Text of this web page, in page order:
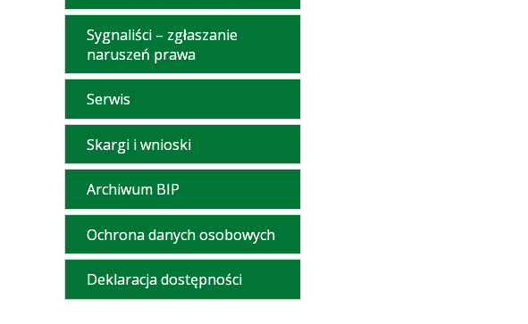
Sygnaliści – zgłaszanie
naruszeń prawa
Serwis
Skargi i wnioski
Archiwum BIP
Ochrona danych osobowych
Deklaracja dostępności